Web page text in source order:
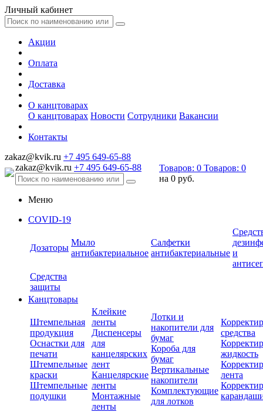
Личный кабинет
Акции
Оплата
Доставка
О канцтоварах
О канцтоварах Новости Сотрудники Вакансии
Контакты
zakaz@kvik.ru +7 495 649-65-88
zakaz@kvik.ru +7 495 649-65-88 Товаров: 0 Товаров: 0
на 0 руб.
Меню
COVID-19
Дозаторы
Мыло
антибактериальное
Салфетки
антибактериальные и
Средства
защиты
Канцтовары
Штемпельная
продукция
Оснастки для
печати
Штемпельные
краски
Штемпельные
подушки
Клейкие
ленты
Диспенсеры
для
канцелярских
лент
Канцелярские
ленты
Монтажные
ленты
Лотки и
накопители для
бумаг
Короба для
бумаг
Вертикальные
накопители
Комплектующие
для лотков
средства
жидкость
лента